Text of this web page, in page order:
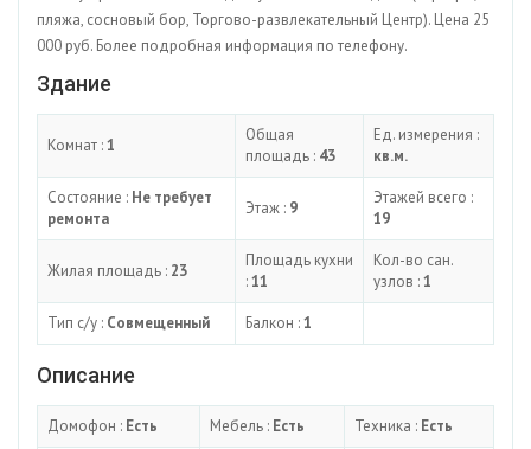
пляжа, сосновый бор, Торгово-развлекательный Центр). Цена 25
000 руб. Более подробная информация по телефону.
Здание
Комнат :1
Общая
площадь : 43
Ед. измерения :
кв.м.
Состояние : Не требует
ремонта
Этаж : 9
Этажей всего :
19
Жилая площадь : 23
Площадь кухни
:11
Кол-во сан.
узлов :1
Тип с/у : Совмещенный Балкон :1
Описание
Домофон : Есть Мебель : Есть Техника : Есть